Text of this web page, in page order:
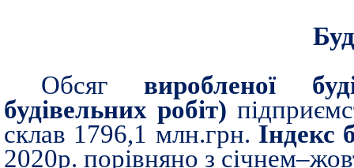
Обсягвиробленої
будівельних робіт)
склав 1796,1 млн.грн. Індекс
2020р. порівняно з